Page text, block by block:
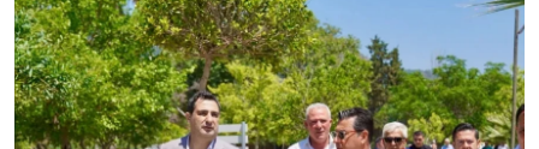
Kaymakamlıklar
TBMM
Siyasi Partiler